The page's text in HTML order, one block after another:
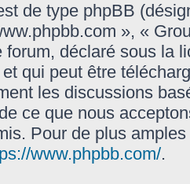
de type phpBB
», «
forum, déclaré sous la
qui peut être
les discussions
ce que nous
Pour de plus
www.phpbb.com/.